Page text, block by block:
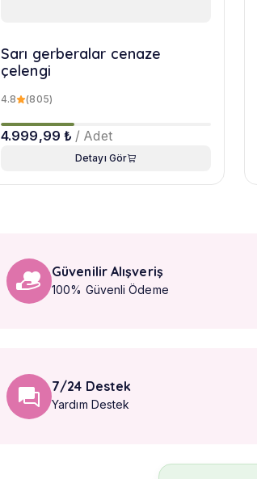
Sarı gerberalar cenaze
çelengi
4.8 (805)
4.999,99 ₺ / Adet
Detayı Gör
Güvenilir Alışveriş
100% Güvenli Ödeme
7/24 Destek
Yardım Destek